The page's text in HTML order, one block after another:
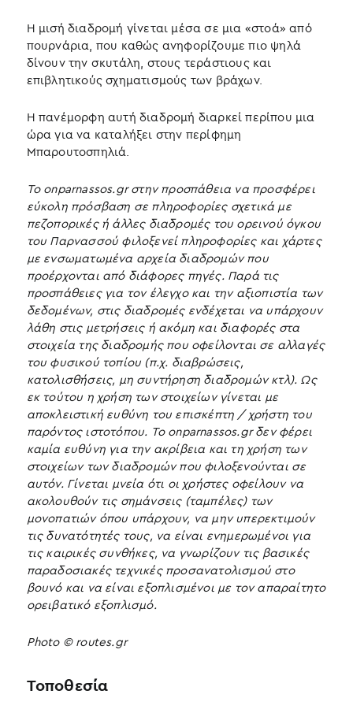
Η μισή διαδρομή γίνεται μέσα σε μια «στοά» από
πουρνάρια, που καθώς ανηφορίζουμε πιο ψηλά
δίνουν την σκυτάλη, στους τεράστιους και
επιβλητικούς σχηματισμούς των βράχων.
Η πανέμορφη αυτή διαδρομή διαρκεί περίπου μια
ώρα για να καταλήξει στην περίφημη
Μπαρουτοσπηλιά.
Το onparnassos.gr στην προσπάθεια να προσφέρει
εύκολη πρόσβαση σε πληροφορίες σχετικά με
πεζοπορικές ή άλλες διαδρομές του ορεινού όγκου
του Παρνασσού φιλοξενεί πληροφορίες και χάρτες
με ενσωματωμένα αρχεία διαδρομών που
προέρχονται από διάφορες πηγές. Παρά τις
προσπάθειες για τον έλεγχο και την αξιοπιστία των
δεδομένων, στις διαδρομές ενδέχεται να υπάρχουν
λάθη στις μετρήσεις ή ακόμη και διαφορές στα
στοιχεία της διαδρομής που οφείλονται σε αλλαγές
του φυσικού τοπίου (π.χ. διαβρώσεις,
κατολισθήσεις, μη συντήρηση διαδρομών κτλ). Ως
εκ τούτου η χρήση των στοιχείων γίνεται με
αποκλειστική ευθύνη του επισκέπτη / χρήστη του
παρόντος ιστοτόπου. Το onparnassos.gr δεν φέρει
καμία ευθύνη για την ακρίβεια και τη χρήση των
στοιχείων των διαδρομών που φιλοξενούνται σε
αυτόν. Γίνεται μνεία ότι οι χρήστες οφείλουν να
ακολουθούν τις σημάνσεις (ταμπέλες) των
μονοπατιών όπου υπάρχουν, να μην υπερεκτιμούν
τις δυνατότητές τους, να είναι ενημερωμένοι για
τις καιρικές συνθήκες, να γνωρίζουν τις βασικές
παραδοσιακές τεχνικές προσανατολισμού στο
βουνό και να είναι εξοπλισμένοι με τον απαραίτητο
ορειβατικό εξοπλισμό.​
Photo © routes.gr
Τοποθεσία